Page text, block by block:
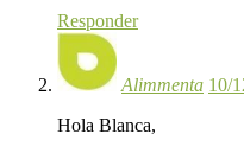
Responder
Alimmenta 10/
Hola Blanca,